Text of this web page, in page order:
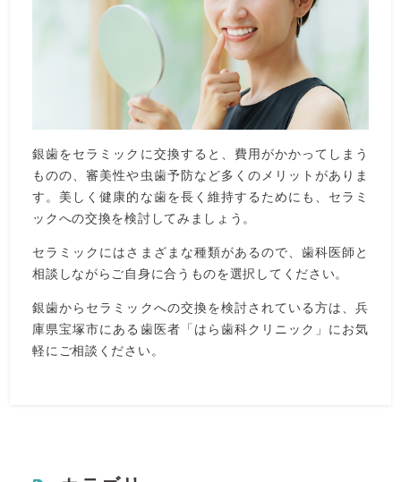
銀歯をセラミックに交換すると、費用がかかってしまう
ものの、審美性や虫歯予防など多くのメリットがありま
す。美しく健康的な歯を長く維持するためにも、セラミ
ックへの交換を検討してみましょう。
セラミックにはさまざまな種類があるので、歯科医師と
相談しながらご自身に合うものを選択してください。
銀歯からセラミックへの交換を検討されている方は、兵
庫県宝塚市にある歯医者「はら歯科クリニック」にお気
軽にご相談ください。